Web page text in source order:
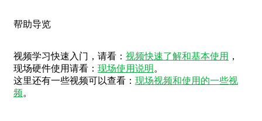
帮助导览
视频学习快速入门，请看： 视频快速了解和基本使用 ，
现场硬件使用请看： 现场使用说明。
这里还有一些视频可以查看： 现场视频和使用的一些视
频。